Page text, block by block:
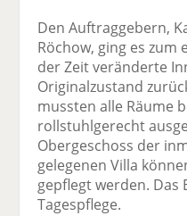
Den Auftraggebern,
Röchow, ging es zum
der Zeit veränderte
Originalzustand
mussten alle Räume
rollstuhlgerecht
Obergeschoss der
gelegenen Villa
gepflegt werden. Das
Tagespflege.